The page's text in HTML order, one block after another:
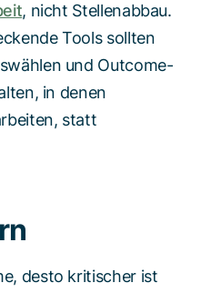
, nicht Stellenabbau.
Tools sollten
und Outcome-
in denen
statt
desto kritischer ist